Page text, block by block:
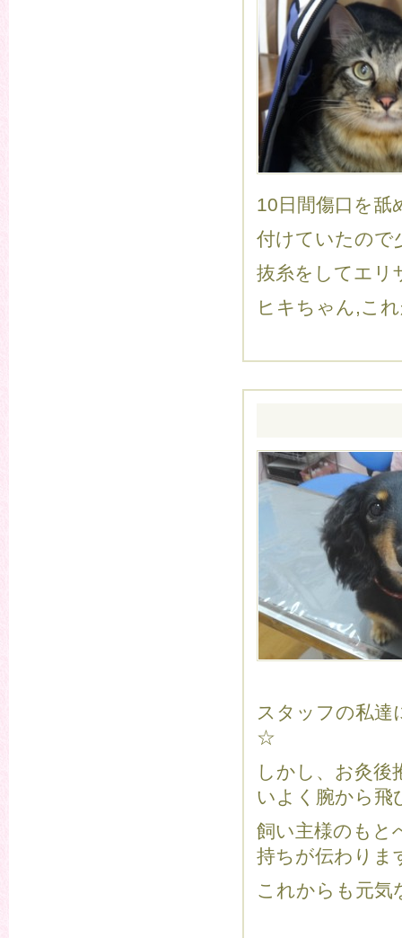
10日間傷口を
付けていたので
抜糸をしてエリ
ヒキちゃん,こ
スタッフの私
☆
しかし、お灸
いよく腕から飛
飼い主様のもと
持ちが伝わりま
これからも元気